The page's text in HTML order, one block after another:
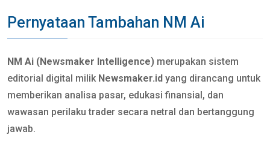
Pernyataan Tambahan NM Ai
NM Ai (Newsmaker Intelligence) merupakan sistem
editorial digital milik Newsmaker.id yang dirancang untuk
memberikan analisa pasar, edukasi finansial, dan
wawasan perilaku trader secara netral dan bertanggung
jawab.